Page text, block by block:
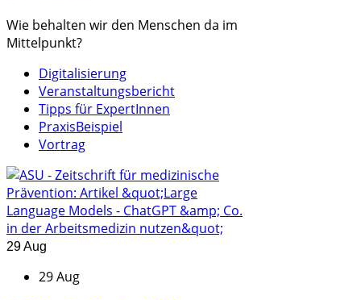
Wie behalten wir den Menschen da im
Mittelpunkt?
Digitalisierung
Veranstaltungsbericht
Tipps für ExpertInnen
PraxisBeispiel
Vortrag
29 Aug
29 Aug